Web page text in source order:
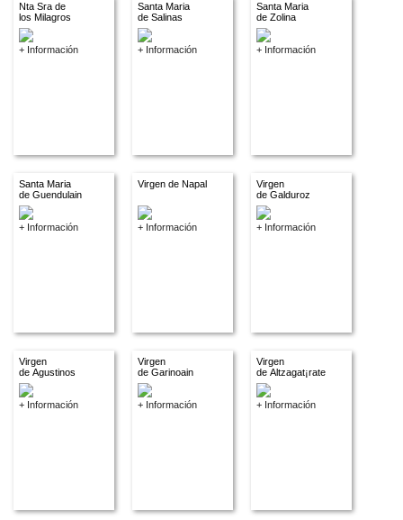
Nta Sra de
los Milagros
+ Información
Santa Maria
de Salinas
+ Información
Santa Maria
de Zolina
+ Información
Santa Maria
de Guendulain
+ Información
Virgen de Napal
+ Información
Virgen
de Galduroz
+ Información
Virgen
de Agustinos
+ Información
Virgen
de Garinoain
+ Información
Virgen
de Altzagat¡rate
+ Información